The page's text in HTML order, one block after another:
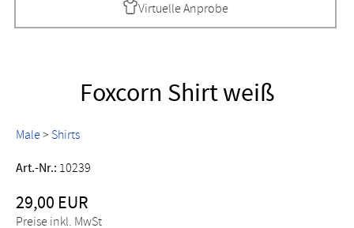
Virtuelle Anprobe
Foxcorn Shirt weiß
Male> Shirts
Art.-Nr.: 10239
29,00 EUR
Preise inkl. MwSt